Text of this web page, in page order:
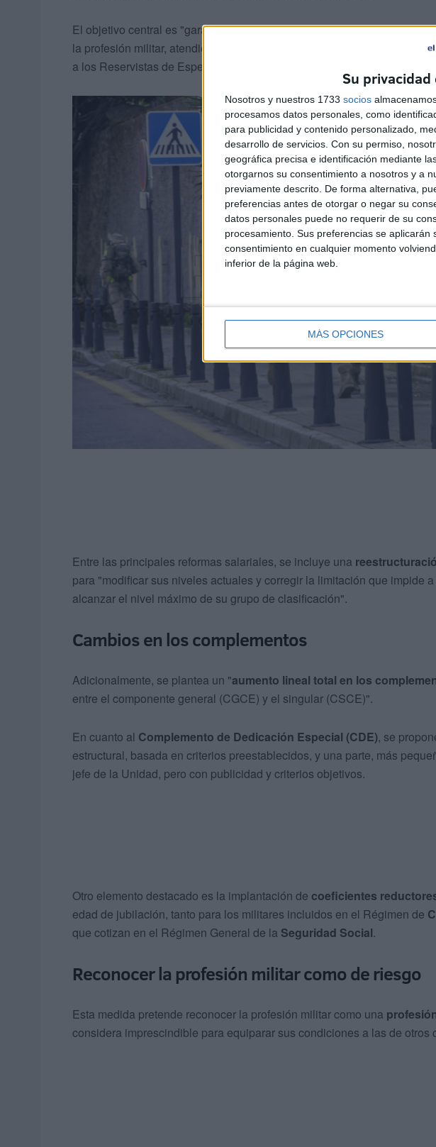
Su
Nosotros y nuestros 1733 socios
procesamos datos personales, como
para publicidad y contenido personalizado,
desarrollo de servicios. Con su permiso,
geográfica precisa e identificación mediante
otorgarnos su consentimiento a nosotros y a
previamente descrito. De forma alternativa,
preferencias antes de otorgar o negar su
datos personales puede no requerir de su
procesamiento. Sus preferencias se
consentimiento en cualquier momento
inferior de la página web.
MÁS OPCIONES
El objetivo central es "garantizar una retribución justa y acorde con las
la profesión militar, atendiendo tanto al personal en activo como a los de
a los Reservistas de Especial Disponibilidad (RED)".
Entre las principales reformas salariales, se incluye una
para "modificar sus niveles actuales y corregir la limitación que impide
alcanzar el nivel máximo de su grupo de clasificación".
Cambios en los complementos
Adicionalmente, se plantea un "aumento lineal total en los
entre el componente general (CGCE) y el singular (CSCE)".
En cuanto al Complemento de Dedicación Especial (CDE), se
estructural, basada en criterios preestablecidos, y una parte, más
jefe de la Unidad, pero con publicidad y criterios objetivos.
Otro elemento destacado es la implantación de coeficientes
edad de jubilación, tanto para los militares incluidos en el Régimen de
que cotizan en el Régimen General de la Seguridad Social.
Reconocer la profesión militar como de riesgo
Esta medida pretende reconocer la profesión militar como una
considera imprescindible para equiparar sus condiciones a las de